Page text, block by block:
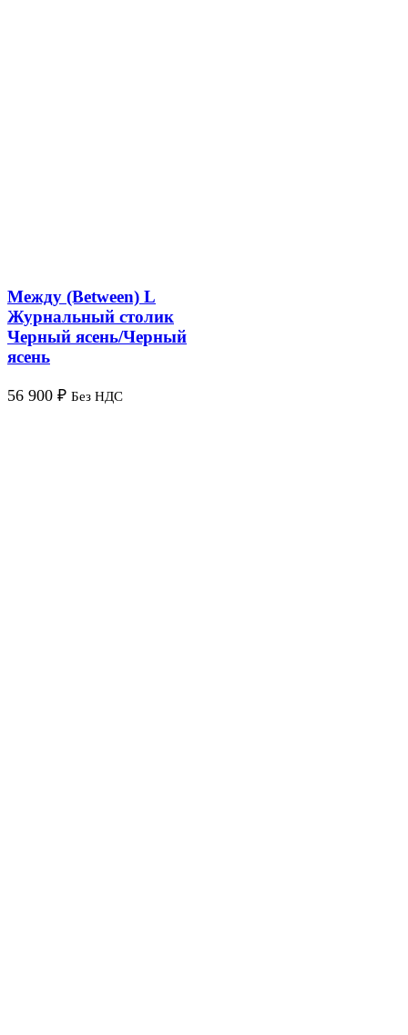
Между (Between) L
Журнальный столик
Черный ясень/Черный
ясень
56 900 ₽ Без НДС